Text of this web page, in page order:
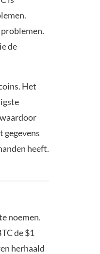
de
Het
gegevens
heeft.
noemen.
de $1
herhaald